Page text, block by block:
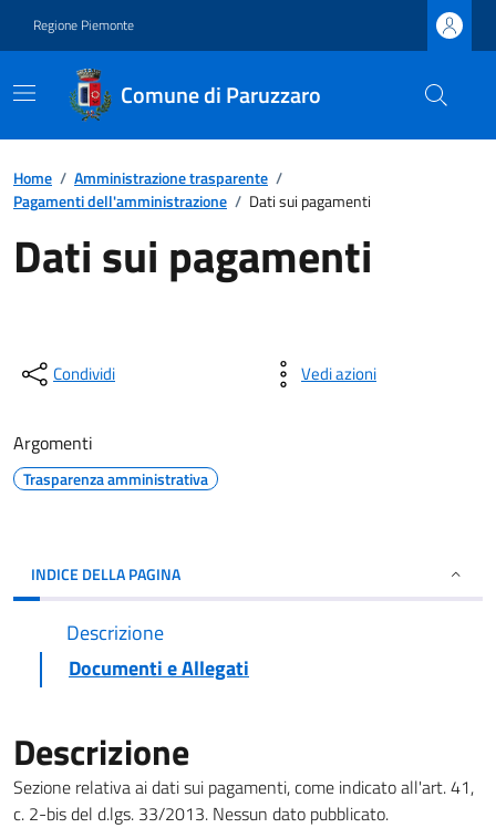
Regione Piemonte
Comune di Paruzzaro
Home / Amministrazione trasparente /
Pagamenti dell'amministrazione / Dati sui pagamenti
Dati sui pagamenti
Condividi Vedi azioni
Argomenti
Trasparenza amministrativa
INDICE DELLA PAGINA
Descrizione
Documenti e Allegati
Descrizione
Sezione relativa ai dati sui pagamenti, come indicato all'art. 41,
c. 2-bis del d.lgs. 33/2013. Nessun dato pubblicato.